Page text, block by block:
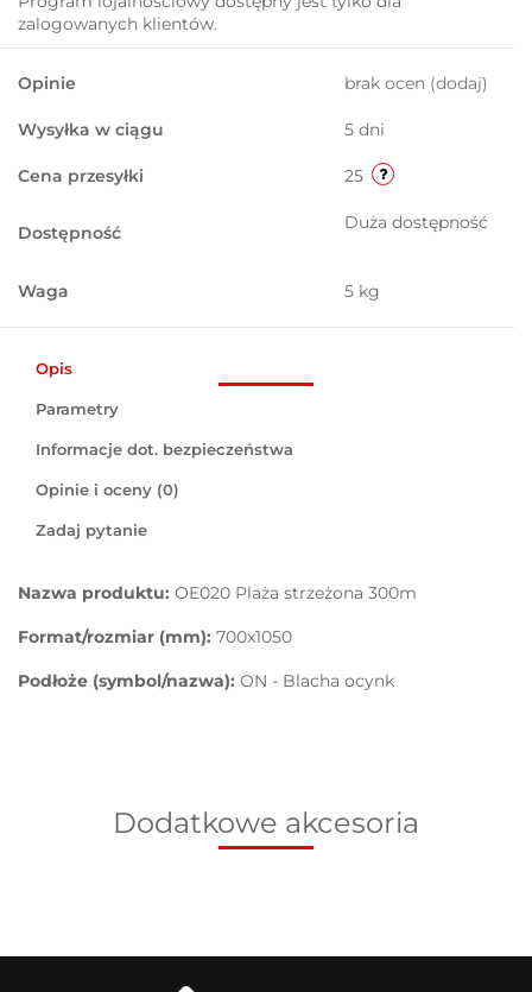
zalogowanych klientów.
Opinie brak ocen (dodaj)
Wysyłka w ciągu 5 dni
Cena przesyłki 25
Dostępność Duża dostępność
Waga 5 kg
Opis
Parametry
Informacje dot. bezpieczeństwa
Opinie i oceny (0)
Zadaj pytanie
Nazwa produktu: OE020 Plaża strzeżona 300m
Format/rozmiar (mm): 700x1050
Podłoże (symbol/nazwa): ON - Blacha ocynk
Dodatkowe akcesoria